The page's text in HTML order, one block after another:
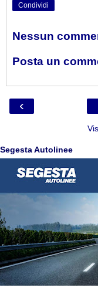
Condividi
Nessun
Posta un
‹
Segesta Autolinee